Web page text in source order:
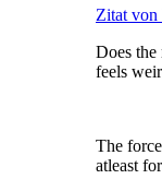
Zitat
Does the
feels
The
atleast